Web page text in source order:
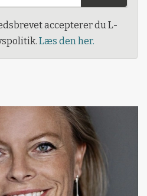
accepterer du L-
Læs den her.